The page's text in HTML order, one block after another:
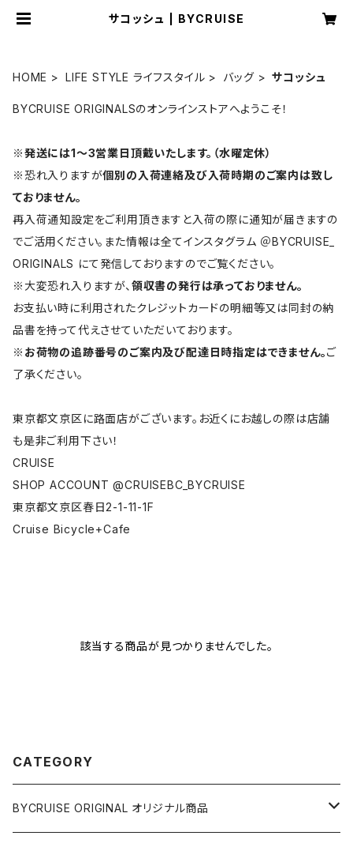
サコッシュ | BYCRUISE
HOME LIFE STYLE ライフスタイル バッグ サコッシュ
BYCRUISE ORIGINALSのオンラインストアへようこそ！
※発送には1〜3営業日頂戴いたします。（水曜定休）
※恐れ入りますが個別の入荷連絡及び入荷時期のご案内は致し
ておりません。
再入荷通知設定をご利用頂きますと入荷の際に通知が届きますの
でご活用ください。また情報は全てインスタグラム ＠BYCRUISE_
ORIGINALS にて発信しておりますのでご覧ください。
※大変恐れ入りますが、 領収書の発行は承っておりません。
お支払い時に利用されたクレジットカードの明細等又は同封の納
品書を持って代えさせていただいております。
※ お荷物の追跡番号のご案内及び配達日時指定はできません。ご
了承ください。
東京都文京区に路面店がございます。お近くにお越しの際は店舗
も是非ご利用下さい！
CRUISE
SHOP ACCOUNT @CRUISEBC_BYCRUISE
東京都文京区春日2-1-11-1F
Cruise Bicycle+Cafe
該当する商品が見つかりませんでした。
CATEGORY
BYCRUISE ORIGINAL オリジナル商品